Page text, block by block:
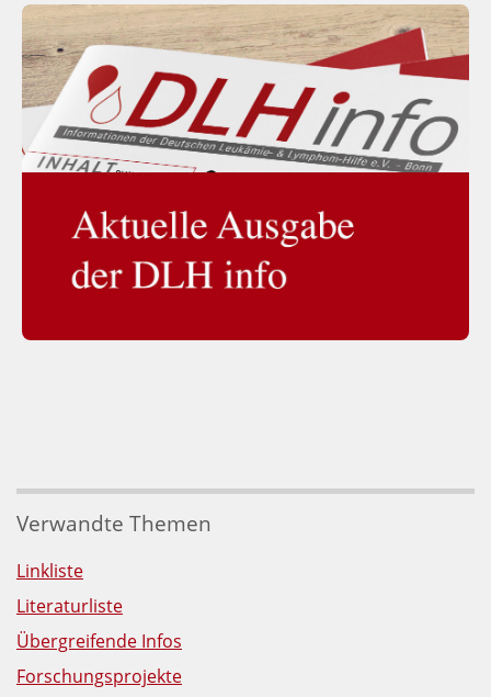
Verwandte Themen
Linkliste
Literaturliste
Übergreifende Infos
Forschungsprojekte